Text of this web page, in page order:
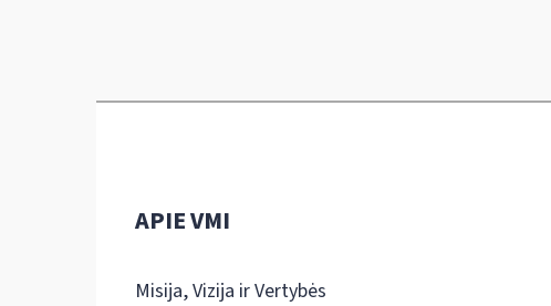
APIE VMI
Misija, Vizija ir Vertybės